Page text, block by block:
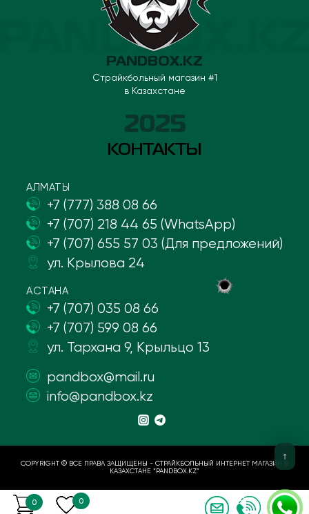
0 0
PANDBOX.KZ
Страйкбольный магазин #1
в Казахстане
2025
КОНТАКТЫ
АЛМАТЫ
+7 (777) 388 08 66
+7 (707) 218 44 65 (WhatsApp)
+7 (707) 655 57 03 (Для предложений)
ул. Крылова 24
АСТАНА
+7 (707) 035 08 66
+7 (707) 599 08 66
ул. Тархана 9, Крыльцо 13
pandbox@mail.ru
info@pandbox.kz
COPYRIGHT © ВСЕ ПРАВА ЗАЩИЩЕНЫ - СТРАЙКБОЛЬНЫЙ ИНТЕРНЕТ МАГАЗИН В
КАЗАХСТАНЕ “PANDBOX.KZ”